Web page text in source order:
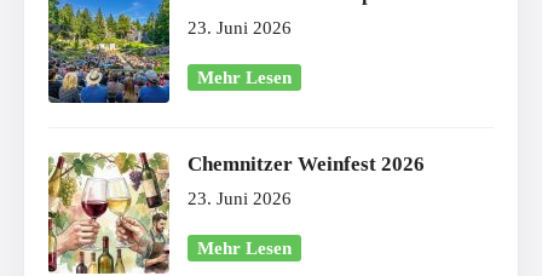
23. Juni 2026
Mehr Lesen
Chemnitzer Weinfest 2026
23. Juni 2026
Mehr Lesen